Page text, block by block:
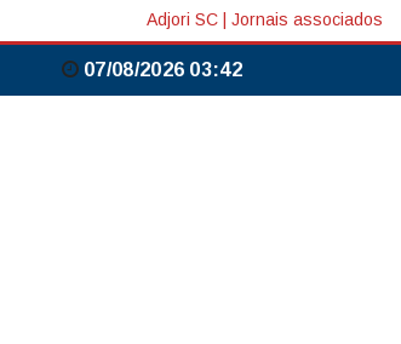
Adjori SC Jornais associados
07/08/2026 03:42